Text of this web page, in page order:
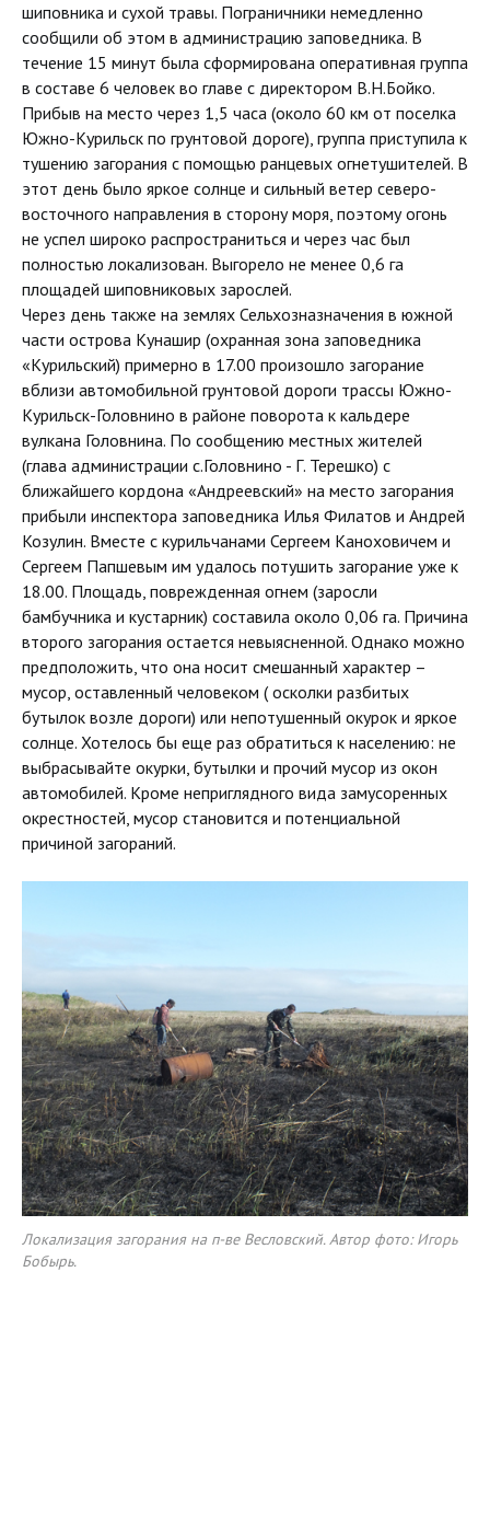
шиповника и сухой травы. Пограничники немедленно
сообщили об этом в администрацию заповедника. В
течение 15 минут была сформирована оперативная группа
в составе 6 человек во главе с директором В.Н.Бойко.
Прибыв на место через 1,5 часа (около 60 км от поселка
Южно-Курильск по грунтовой дороге), группа приступила к
тушению загорания с помощью ранцевых огнетушителей. В
этот день было яркое солнце и сильный ветер северо-
восточного направления в сторону моря, поэтому огонь
не успел широко распространиться и через час был
полностью локализован. Выгорело не менее 0,6 га
площадей шиповниковых зарослей.
Через день также на землях Сельхозназначения в южной
части острова Кунашир (охранная зона заповедника
«Курильский) примерно в 17.00 произошло загорание
вблизи автомобильной грунтовой дороги трассы Южно-
Курильск-Головнино в районе поворота к кальдере
вулкана Головнина. По сообщению местных жителей
(глава администрации с.Головнино - Г. Терешко) с
ближайшего кордона «Андреевский» на место загорания
прибыли инспектора заповедника Илья Филатов и Андрей
Козулин. Вместе с курильчанами Сергеем Каноховичем и
Сергеем Папшевым им удалось потушить загорание уже к
18.00. Площадь, поврежденная огнем (заросли
бамбучника и кустарник) составила около 0,06 га. Причина
второго загорания остается невыясненной. Однако можно
предположить, что она носит смешанный характер –
мусор, оставленный человеком ( осколки разбитых
бутылок возле дороги) или непотушенный окурок и яркое
солнце. Хотелось бы еще раз обратиться к населению: не
выбрасывайте окурки, бутылки и прочий мусор из окон
автомобилей. Кроме неприглядного вида замусоренных
окрестностей, мусор становится и потенциальной
причиной загораний.
Локализация загорания на п-ве Весловский. Автор фото: Игорь
Бобырь.